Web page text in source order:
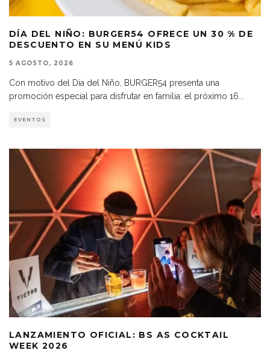
DÍA DEL NIÑO: BURGER54 OFRECE UN 30 % DE
DESCUENTO EN SU MENÚ KIDS
5 AGOSTO, 2026
Con motivo del Día del Niño, BURGER54 presenta una
promoción especial para disfrutar en familia: el próximo 16
EVENTOS
LANZAMIENTO OFICIAL: BS AS COCKTAIL
WEEK 2026